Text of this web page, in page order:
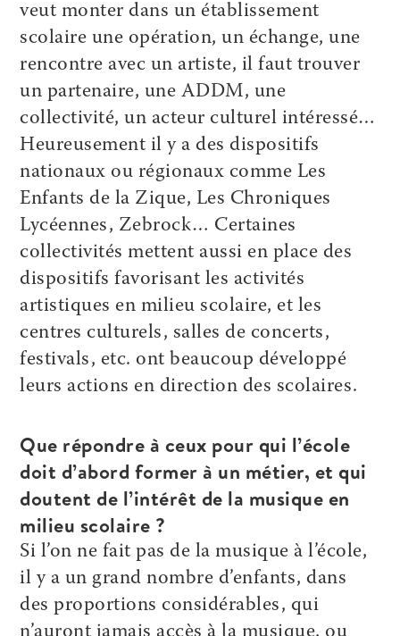
veut monter dans un établissement
scolaire une opération, un échange, une
rencontre avec un artiste, il faut trouver
un partenaire, une ADDM, une
collectivité, un acteur culturel intéressé…
Heureusement il y a des dispositifs
nationaux ou régionaux comme Les
Enfants de la Zique, Les Chroniques
Lycéennes, Zebrock… Certaines
collectivités mettent aussi en place des
dispositifs favorisant les activités
artistiques en milieu scolaire, et les
centres culturels, salles de concerts,
festivals, etc. ont beaucoup développé
leurs actions en direction des scolaires.
Que répondre à ceux pour qui l’école
doit d’abord former à un métier, et qui
doutent de l’intérêt de la musique en
milieu scolaire ?
Si l’on ne fait pas de la musique à l’école,
il y a un grand nombre d’enfants, dans
des proportions considérables, qui